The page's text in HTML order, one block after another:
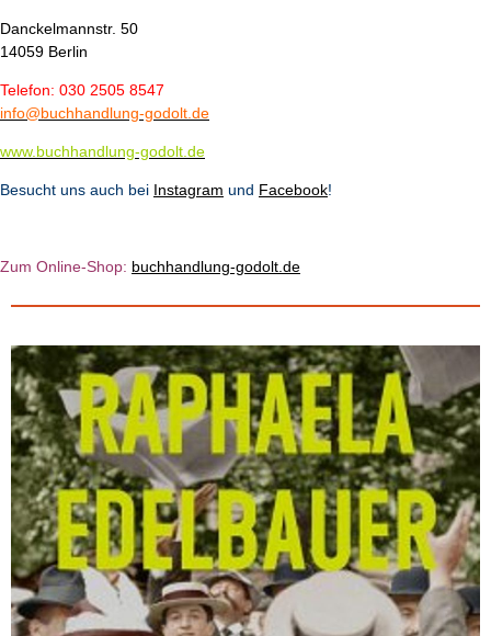
Danckelmannstr. 50
14059 Berlin
Telefon: 030 2505 8547
info@buchhandlung-godolt.de
www.buchhandlung-godolt.de
Besucht uns auch bei Instagram und Facebook!
Zum Online-Shop: buchhandlung-godolt.de